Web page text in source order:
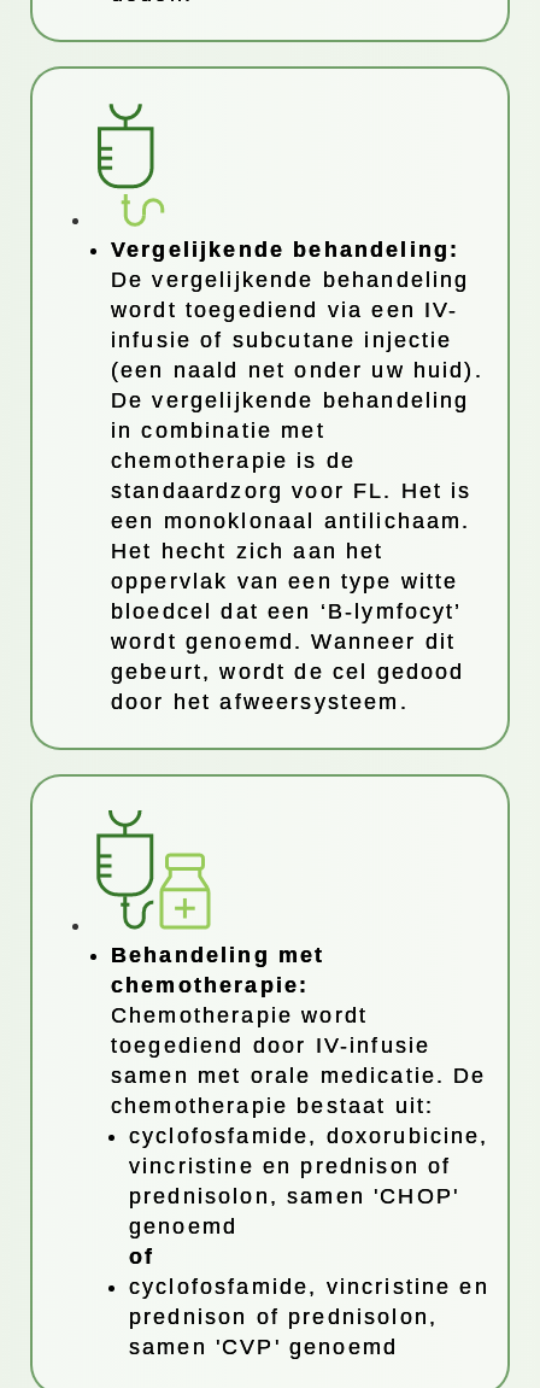
Vergelijkende behandeling:
De vergelijkende behandeling
wordt toegediend via een IV-
infusie of subcutane injectie
(een naald net onder uw huid).
De vergelijkende behandeling
in combinatie met
chemotherapie is de
standaardzorg voor FL. Het is
een monoklonaal antilichaam.
Het hecht zich aan het
oppervlak van een type witte
bloedcel dat een ‘B-lymfocyt’
wordt genoemd. Wanneer dit
gebeurt, wordt de cel gedood
door het afweersysteem.
Behandeling met
chemotherapie:
Chemotherapie wordt
toegediend door IV-infusie
samen met orale medicatie. De
chemotherapie bestaat uit:
cyclofosfamide, doxorubicine,
vincristine en prednison of
prednisolon, samen 'CHOP'
genoemd
of
cyclofosfamide, vincristine en
prednison of prednisolon,
samen 'CVP' genoemd